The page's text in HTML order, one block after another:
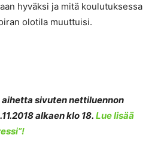
hyväksi ja mitä koulutuksessa
olotila muuttuisi.
sivuten nettiluennon
alkaen klo 18. Lue lisää